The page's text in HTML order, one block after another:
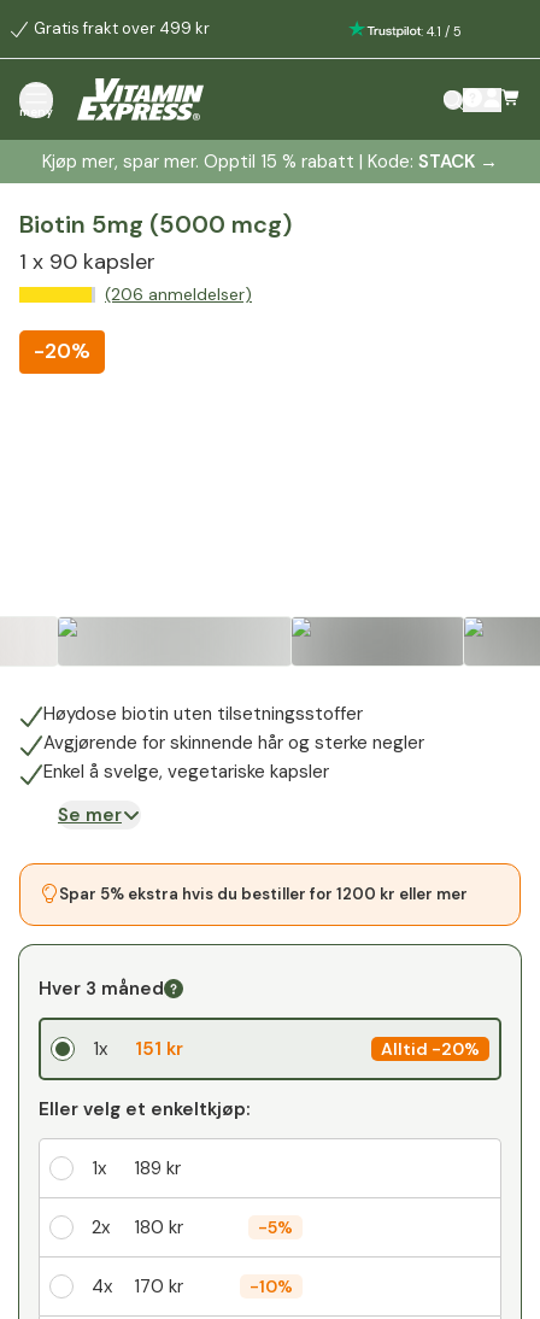
Gratis frakt over 499 kr : 4.1 / 5
meny
Kjøp mer, spar mer. Opptil 15 % rabatt | Kode: STACK →
Biotin 5mg (5000 mcg)
1 x 90 kapsler
(206 anmeldelser)
-20%
Høydose biotin uten tilsetningsstoffer
Avgjørende for skinnende hår og sterke negler
Enkel å svelge, vegetariske kapsler
Se mer
Spar 5% ekstra hvis du bestiller for 1200 kr eller mer
Hver 3 måned
1x 151 kr Alltid -20%
Eller velg et enkeltkjøp:
1x 189 kr
2x 180 kr -5%
4x 170 kr -10%